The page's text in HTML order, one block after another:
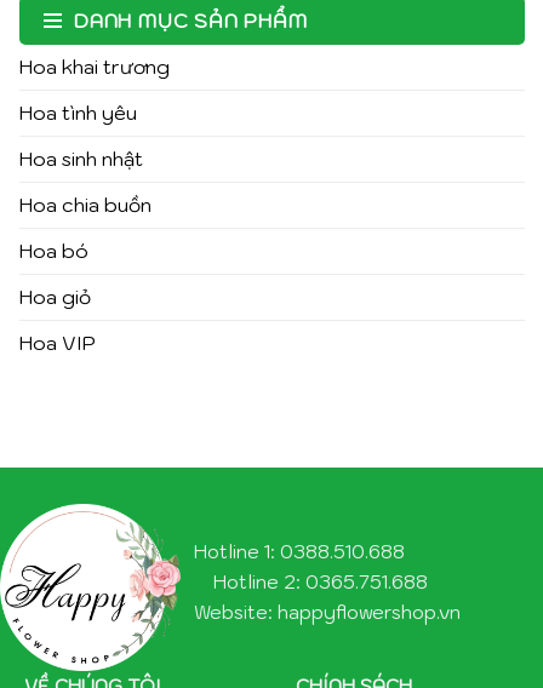
DANH MỤC SẢN PHẨM
Hoa khai trương
Hoa tình yêu
Hoa sinh nhật
Hoa chia buồn
Hoa bó
Hoa giỏ
Hoa VIP
Hotline 1: 0388.510.688
Hotline 2: 0365.751.688
Website: happyflowershop.vn